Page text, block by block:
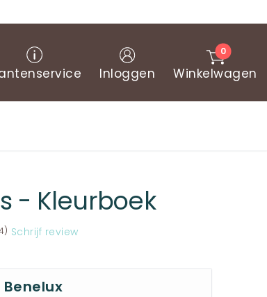
Inloggen
0
Winkelwagen
- Kleurboek
Schrijf review